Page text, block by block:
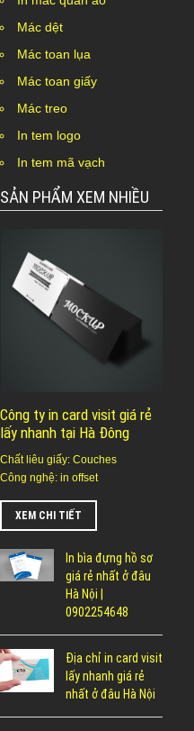
Mác dệt
Mác toan lụa
Mác toan giấy
Mác treo
In tem logo
In tem mã vạch
SẢN PHẨM XEM NHIỀU
Công ty in card visit giá rẻ
lấy nhanh tại Hà Đông
Chất liêu giấy: Couches
Công nghệ: in offset
XEM CHI TIẾT
In bìa đựng hồ sơ
giá rẻ nhất ở đâu
Hà Nội |
0902254648
Địa chỉ in card visit
lấy nhanh giá rẻ
nhất ở đâu Hà Nội